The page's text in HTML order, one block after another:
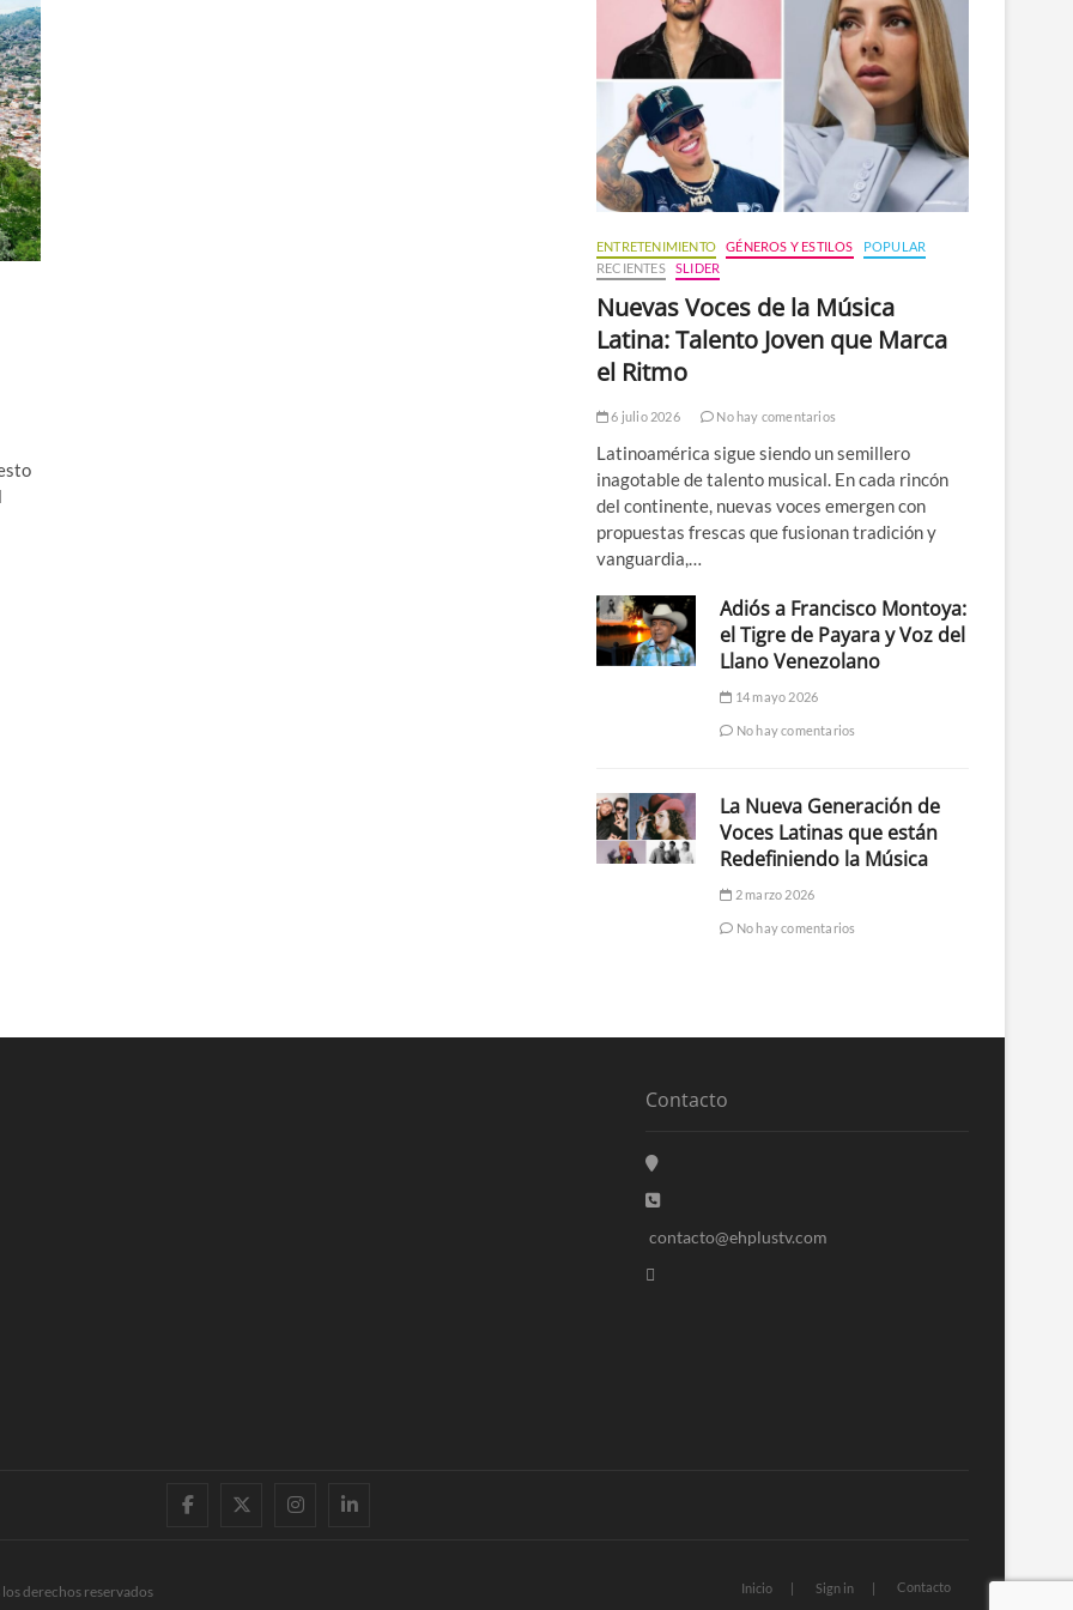
n
ú
ENTRETENIMIENTO GÉNEROS Y ESTILOS
POPULAR
RECIENTES
SLIDER
Nuevas Voces de la Música
Latina: Talento Joven que Marca
el Ritmo
6 julio 2026 No hay comentarios
Latinoamérica sigue siendo un semillero
inagotable de talento musical. En cada rincón
del continente, nuevas voces emergen con
propuestas frescas que fusionan tradición y
vanguardia,…
Adiós a Francisco Montoya:
el Tigre de Payara y Voz del
Llano Venezolano
14 mayo 2026
No hay comentarios
La Nueva Generación de
Voces Latinas que están
Redefiniendo la Música
2 marzo 2026
No hay comentarios
Contacto
contacto@ehplustv.com
facebooktwitterinstagram
linkedin
Inicio Sign in Contacto
derechos reservados